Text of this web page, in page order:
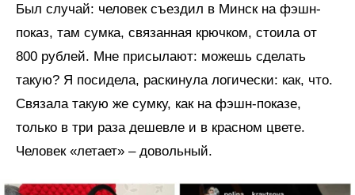
Был случай: человек съездил в Минск на фэшн-
показ, там сумка, связанная крючком, стоила от
800 рублей. Мне присылают: можешь сделать
такую? Я посидела, раскинула логически: как, что.
Связала такую же сумку, как на фэшн-показе,
только в три раза дешевле и в красном цвете.
Человек «летает» – довольный.